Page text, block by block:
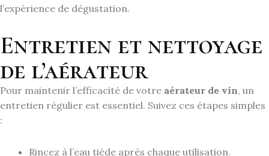
l’expérience de dégustation.
Entretien et nettoyage
de l’aérateur
Pour maintenir l’efficacité de votre aérateur de vin, un
entretien régulier est essentiel. Suivez ces étapes simples
:
Rincez à l’eau tiède après chaque utilisation.